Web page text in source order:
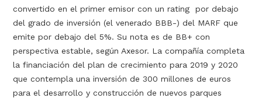
convertido en el primer emisor con un rating por debajo
del grado de inversión (el venerado BBB-) del MARF que
emite por debajo del 5%. Su nota es de BB+ con
perspectiva estable, según Axesor. La compañía completa
la financiación del plan de crecimiento para 2019 y 2020
que contempla una inversión de 300 millones de euros
para el desarrollo y construcción de nuevos parques